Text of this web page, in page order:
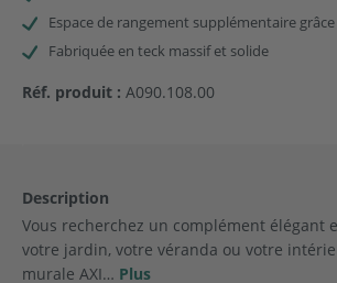
Espace de rangement supplémentaire
Fabriquée en teck massif et solide
Réf. produit : A090.108.00
Description
Vous recherchez un complément élégant
votre jardin, votre véranda ou votre
murale AXI… Plus